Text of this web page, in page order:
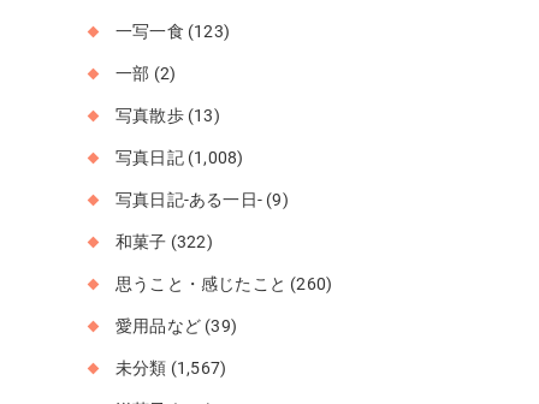
一写一食 (123)
一部 (2)
写真散歩(13)
写真日記(1,008)
写真日記-ある一日- (9)
和菓子 (322)
思うこと・感じたこと (260)
愛用品など (39)
未分類 (1,567)